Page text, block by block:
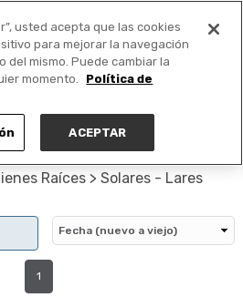
PUBLICA GRATIS +
Raíces > Solares - Lares
1
usted acepta que las cookies
para mejorar la navegación
del mismo. Puede cambiar la
momento.
Política de
ACEPTAR